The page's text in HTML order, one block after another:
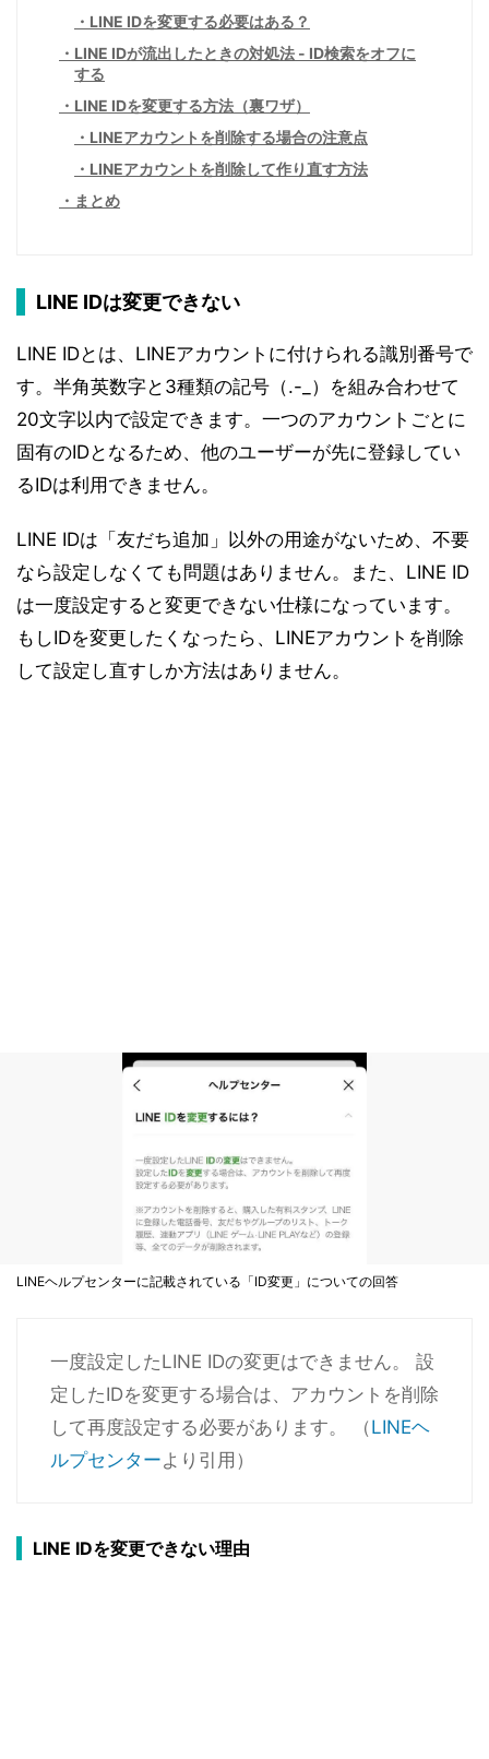
LINE IDを変更する必要はある？
LINE IDが流出したときの対処法 - ID検索をオフに
する
LINE IDを変更する方法（裏ワザ）
LINEアカウントを削除する場合の注意点
LINEアカウントを削除して作り直す方法
まとめ
LINE IDは変更できない
LINE IDとは、LINEアカウントに付けられる識別番号で
す。半角英数字と3種類の記号（.-_）を組み合わせて
20文字以内で設定できます。一つのアカウントごとに
固有のIDとなるため、他のユーザーが先に登録してい
るIDは利用できません。
LINE IDは「友だち追加」以外の用途がないため、不要
なら設定しなくても問題はありません。また、LINE ID
は一度設定すると変更できない仕様になっています。
もしIDを変更したくなったら、LINEアカウントを削除
して設定し直すしか方法はありません。
LINEヘルプセンターに記載されている「ID変更」についての回答
一度設定したLINE IDの変更はできません。 設
定したIDを変更する場合は、アカウントを削除
して再度設定する必要があります。 （LINEヘ
ルプセンターより引用）
LINE IDを変更できない理由